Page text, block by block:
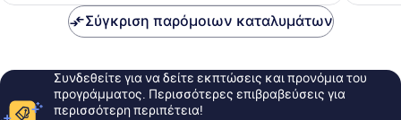
Σύγκριση παρόμοιων καταλυμάτων
Συνδεθείτε για να δείτε εκπτώσεις και προνόμια του
προγράμματος. Περισσότερες επιβραβεύσεις για
περισσότερη περιπέτεια!